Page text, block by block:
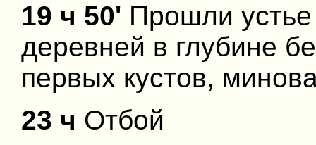
19 ч 50' Прошли
деревней в глубине
первых кустов,
23 ч Отбой